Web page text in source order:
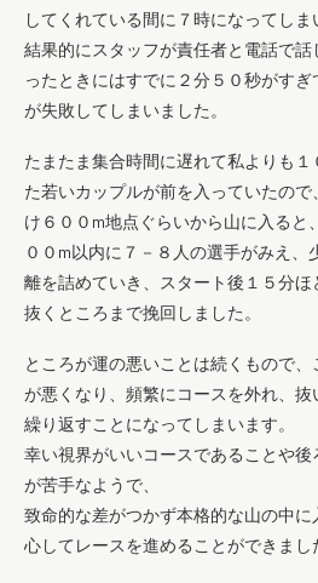
してくれている間に７時になってしま
結果的にスタッフが責任者と電話で
ったときにはすでに２分５０秒がす
が失敗してしまいました。
たまたま集合時間に遅れて私よりも
た若いカップルが前を入っていたの
け６００m地点ぐらいから山に入ると
００m以内に７－８人の選手がみえ
離を詰めていき、スタート後１５分
抜くところまで挽回しました。
ところが運の悪いことは続くもので
が悪くなり、頻繁にコースを外れ、
繰り返すことになってしまいます。
幸い視界がいいコースであることや後
が苦手なようで、
致命的な差がつかず本格的な山の中
心してレースを進めることができまし